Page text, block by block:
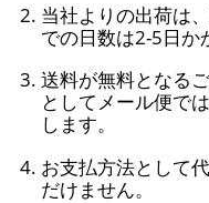
当社よりの出荷は
での日数は2-5日か
送料が無料となる
としてメール便で
します。
お支払方法として
だけません。